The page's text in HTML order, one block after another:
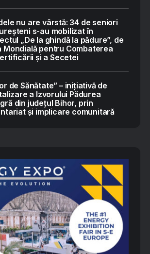
nu are vârstă: 34 de seniori
s-au mobilizat în
„De la ghindă la pădure”, de
Mondială pentru Combaterea
și a Secetei
de Sănătate” – inițiativă de
a Izvorului Pădurea
din județul Bihor, prin
și implicare comunitară